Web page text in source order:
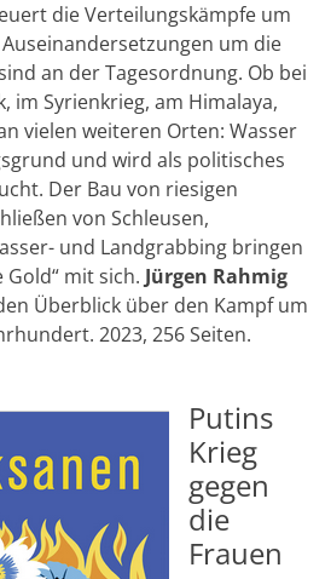
die Verteilungskämpfe um
um die
an der Tagesordnung. Ob bei
im Syrienkrieg, am Himalaya,
vielen weiteren Orten: Wasser
und wird als politisches
Der Bau von riesigen
von Schleusen,
und Landgrabbing bringen
Gold“ mit sich. Jürgen Rahmig
Überblick über den Kampf um
2023, 256 Seiten.
Putins
Krieg
gegen
die
Frauen